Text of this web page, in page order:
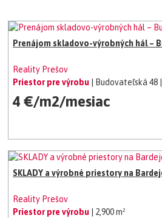
Prenájom skladovo-výrobných hál –
Reality Prešov
Priestor pre výrobu
| Budovateľská 48
4 €/m2/mesiac
SKLADY a výrobné priestory na
Reality Prešov
Priestor pre výrobu
| 2,900 m²